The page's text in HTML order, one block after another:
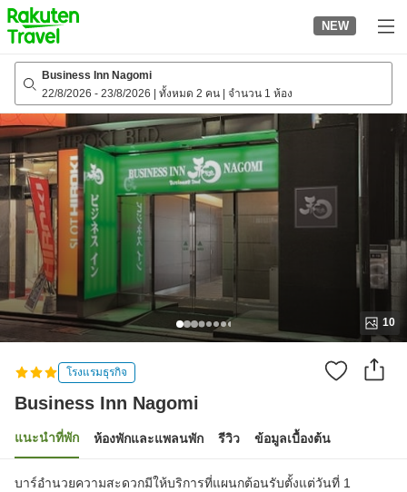
to
top
page
NEW
Business Inn Nagomi
22/8/2026 - 23/8/2026 ทั้งหมด 2 คน จำนวน 1 ห้อง
10
โรงแรมธุรกิจ
Business Inn Nagomi
แนะนำที่พัก ห้องพักและแพลนพัก รีวิว ข้อมูลเบื้องต้น
บาร์อำนวยความสะดวกมีให้บริการที่แผนกต้อนรับตั้งแต่วันที่ 1